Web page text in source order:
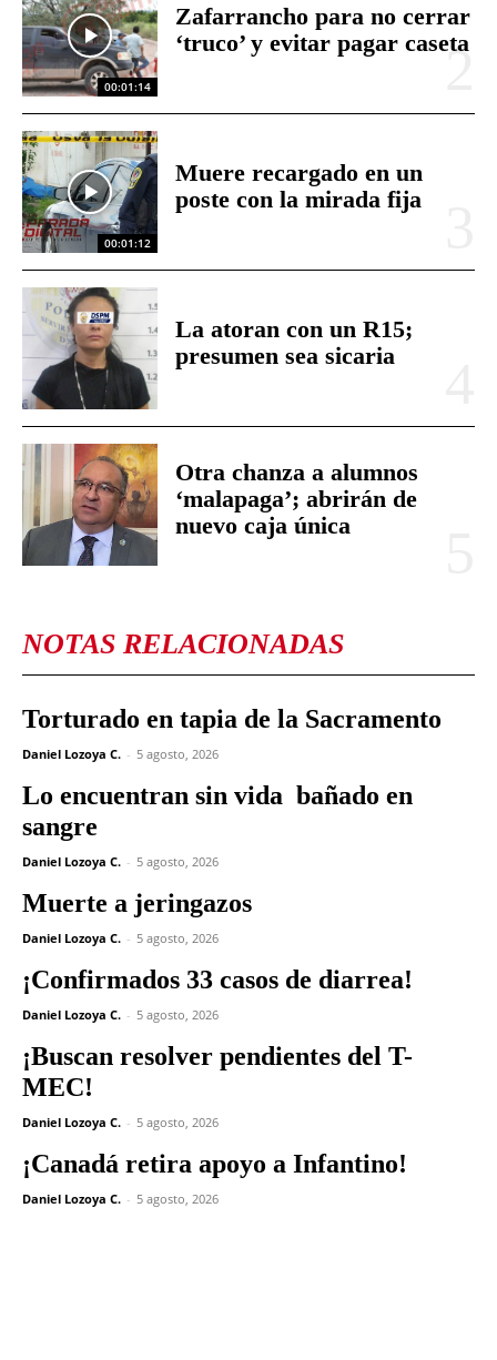
00:01:14
Zafarrancho para no cerrar
‘truco’ y evitar pagar caseta
00:01:12
Muere recargado en un
poste con la mirada fija
La atoran con un R15;
presumen sea sicaria
Otra chanza a alumnos
‘malapaga’; abrirán de
nuevo caja única
NOTAS RELACIONADAS
Torturado en tapia de la Sacramento
Daniel Lozoya C. - 5 agosto, 2026
Lo encuentran sin vida bañado en
sangre
Daniel Lozoya C. - 5 agosto, 2026
Muerte a jeringazos
Daniel Lozoya C. - 5 agosto, 2026
¡Confirmados 33 casos de diarrea!
Daniel Lozoya C. - 5 agosto, 2026
¡Buscan resolver pendientes del T-
MEC!
Daniel Lozoya C. - 5 agosto, 2026
¡Canadá retira apoyo a Infantino!
Daniel Lozoya C. - 5 agosto, 2026